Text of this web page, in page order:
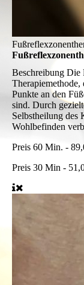
Beschreibung Die
Therapiemethode,
Punkte an den
sind. Durch
Selbstheilung des
Wohlbefinden
Preis 60 Min. -
Preis 30 Min -